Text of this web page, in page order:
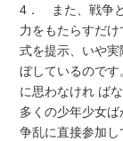
4． また、戦争
力をもたらすだ
式を提示、いや
ぼしているので
に思わなけれ ば
多くの少年少女
争乱に直接参加